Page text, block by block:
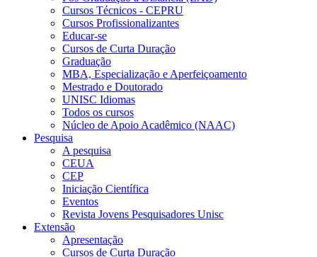
Cursos Técnicos - CEPRU
Cursos Profissionalizantes
Educar-se
Cursos de Curta Duração
Graduação
MBA, Especialização e Aperfeiçoamento
Mestrado e Doutorado
UNISC Idiomas
Todos os cursos
Núcleo de Apoio Acadêmico (NAAC)
Pesquisa
A pesquisa
CEUA
CEP
Iniciação Científica
Eventos
Revista Jovens Pesquisadores Unisc
Extensão
Apresentação
Cursos de Curta Duração